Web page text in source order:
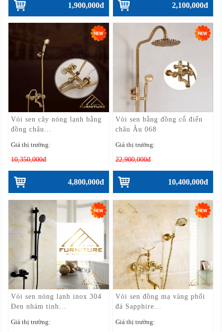
1,900,000đ 2,100,000đ
Vòi sen cây nóng lạnh bằng
đồng châu...
Giá thị trường:
10,350,000đ
4,800,000đ
Vòi sen bằng đồng cổ điển
châu Âu 068
Giá thị trường:
22,900,000đ
10,400,000đ
Vòi sen nóng lạnh inox 304
Đen nhám tinh...
Giá thị trường:
Vòi sen đồng mạ vàng phối
đá Sapphire...
Giá thị trường: